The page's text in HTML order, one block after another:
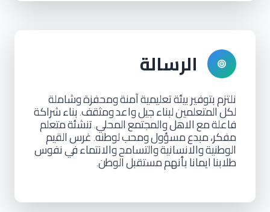
الرسالة
نلتزمبتوفيربيئةتعليميةآمنةومحفزةوشاملة
لكلالمتعلمينلبناءجيلواعدومثقف.بناءشراكة
فاعلةمعالاهلوالمجتمعالمحلي .تنشئةمتعلم
مفكر،مبدعمسؤولومحبلوطنه.غرسالقيم
الوطنيةوالانسانيةوالتسامحوالانتماءفي نفوس
طلابناايمانابأنهممستقبلالوطن